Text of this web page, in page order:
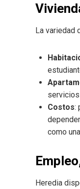
La variedad
Costos:
como
Heredia